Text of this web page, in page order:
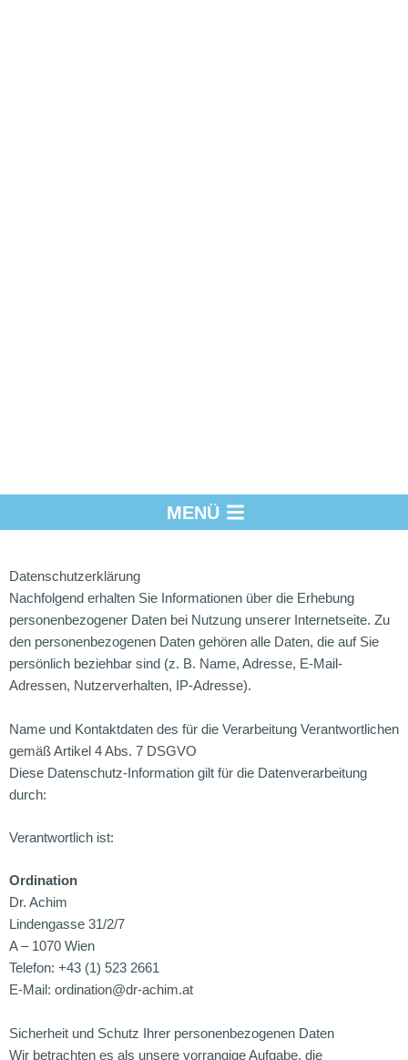
Datenschutzerklärung
Nachfolgend erhalten Sie Informationen über die Erhebung
personenbezogener Daten bei Nutzung unserer Internetseite. Zu
den personenbezogenen Daten gehören alle Daten, die auf Sie
persönlich beziehbar sind (z. B. Name, Adresse, E-Mail-
Adressen, Nutzerverhalten, IP-Adresse).
Name und Kontaktdaten des für die Verarbeitung Verantwortlichen
gemäß Artikel 4 Abs. 7 DSGVO
Diese Datenschutz-Information gilt für die Datenverarbeitung
durch:
Verantwortlich ist:
Ordination
Dr. Achim
Lindengasse 31/2/7
A – 1070 Wien
Telefon: +43 (1) 523 2661
E-Mail: ordination@dr-achim.at
Sicherheit und Schutz Ihrer personenbezogenen Daten
Wir betrachten es als unsere vorrangige Aufgabe, die